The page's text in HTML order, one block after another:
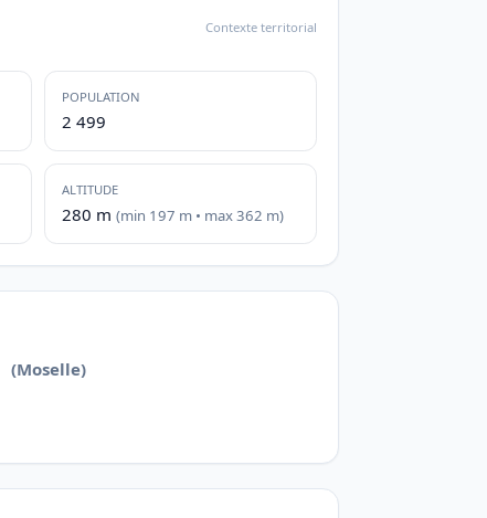
Contexte territorial
POPULATION
2 499
ALTITUDE
280 m (min 197 m • max 362 m)
(Moselle)